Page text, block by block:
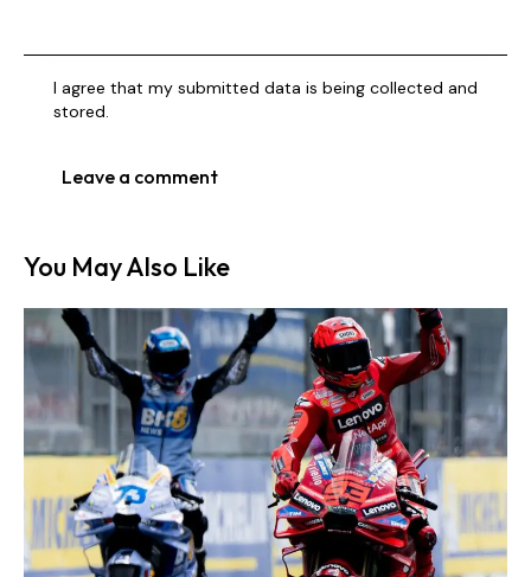
I agree that my submitted data is being collected and
stored.
You May Also Like